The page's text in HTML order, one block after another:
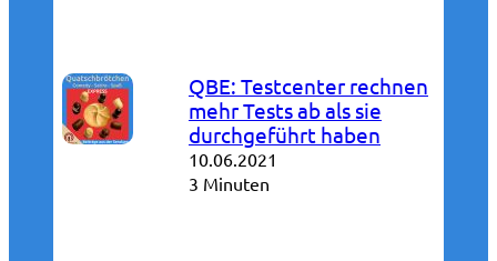
QBE: Testcenter rechnen
mehr Tests ab als sie
durchgeführt haben
10.06.2021
3 Minuten